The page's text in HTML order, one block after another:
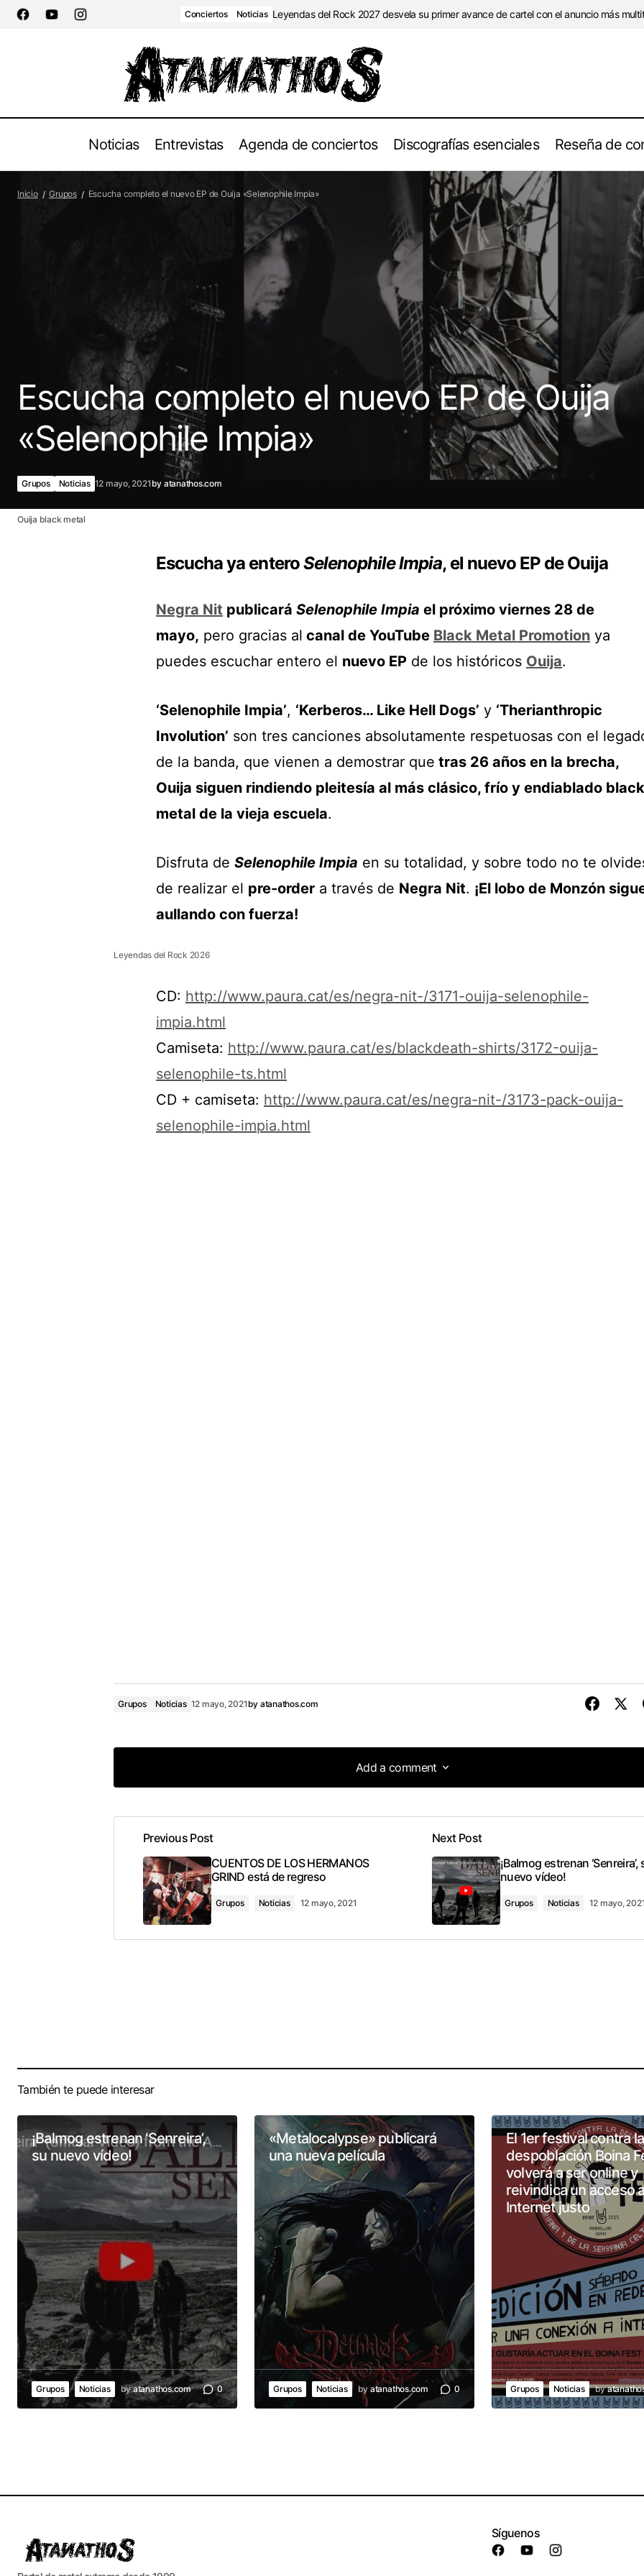
Conciertos Noticias Leyendas del Rock 2027 desvela su primer avance de cartel con el anuncio más
Noticias Entrevistas Agenda de conciertos Discografías esenciales Reseña de
está de regreso
Grupos Escucha completo el nuevo EP de Ouija «Selenophile
Inicio Grupos Escucha completo el nuevo EP de Ouija «Selenophile Impia»
Escucha completo el nuevo EP de Ouija
«Selenophile Impia»
Grupos Noticias 12 mayo, 2021 by atanathos.com
Ouija black metal
Escucha ya enteroSelenophile Impia, el nuevo EP de Ouija
Negra Nit publicará Selenophile Impia el próximo viernes 28 de
mayo, pero gracias al canal de YouTube Black Metal Promotion ya
puedes escuchar entero el nuevo EP de los históricos Ouija.
‘Selenophile Impia’, ‘Kerberos… Like Hell Dogs’ y ‘Therianthropic
Involution’ son tres canciones absolutamente respetuosas con el
de la banda, que vienen a demostrar que tras 26 años en la brecha,
Ouija siguen rindiendo pleitesía al más clásico, frío y endiablado black
metal de la vieja escuela.
Disfruta de Selenophile Impia en su totalidad, y sobre todo no te
de realizar el pre-order a través de Negra Nit. ¡El lobo de Monzón
aullando con fuerza!
Leyendas del Rock 2026
CD: http://www.paura.cat/es/negra-nit-/3171-ouija-selenophile-
impia.html
Camiseta: http://www.paura.cat/es/blackdeath-shirts/3172-ouija-
selenophile-ts.html
CD + camiseta: http://www.paura.cat/es/negra-nit-/3173-pack-ouija-
selenophile-impia.html
Grupos Noticias 12 mayo, 2021by atanathos.com
Add a comment
Add a comment
conectado
Previous Post
CUENTOS DE LOS HERMANOS
GRIND está de regreso
Grupos Noticias 12 mayo, 2021
Next Post
¡Balmog estrenan ‘Senreira’,
nuevo vídeo!
Grupos Noticias 12 mayo,
También te puede interesar
¡Balmog estrenan ‘Senreira’,
su nuevo vídeo!
Grupos Noticias byatanathos.com 0
«Metalocalypse» publicará
una nueva película
Grupos Noticias by atanathos.com 0
El 1er festival contra la
despoblación Boina
volverá a ser online y
reivindica un acceso
Internet justo
Grupos Noticias by
Síguenos